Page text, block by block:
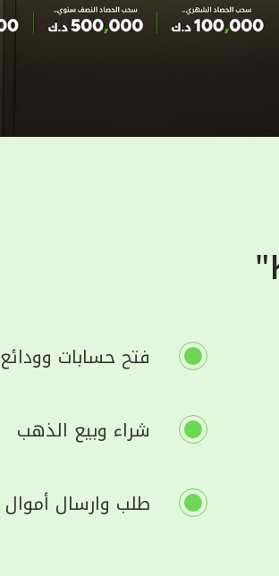
فتح حسابات وودائع
شراء وبيع الذهب
طلب وارسال أموال